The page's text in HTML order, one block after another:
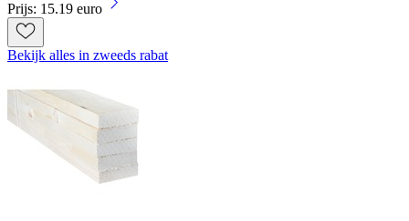
Prijs: 15.19 euro
Bekijk alles in zweeds rabat